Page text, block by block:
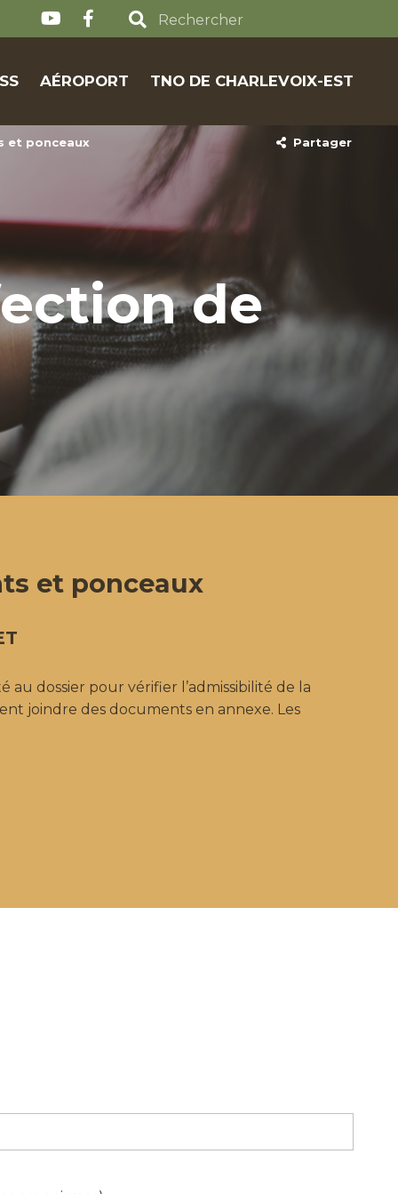
AÉROPORT TNO DE CHARLEVOIX-EST
Partager
et ponceaux
de
et ponceaux
dossier pour vérifier l’admissibilité de la
joindre des documents en annexe. Les